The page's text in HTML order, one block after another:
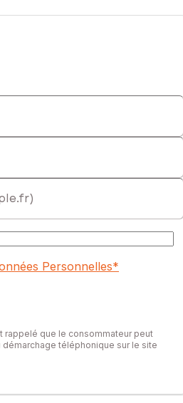
Personnelles*
rappelé que le consommateur peut
démarchage téléphonique sur le site